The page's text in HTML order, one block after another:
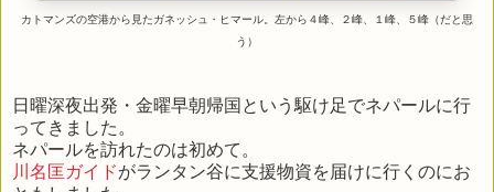
カトマンズの空港から見たガネッシュ・ヒマール。左から４峰、２峰、１峰、５峰（だと思
う）
日曜深夜出発・金曜早朝帰国という駆け足でネパールに行
ってきました。
ネパールを訪れたのは初めて。
川名匡ガイドがランタン谷に支援物資を届けに行くのにお